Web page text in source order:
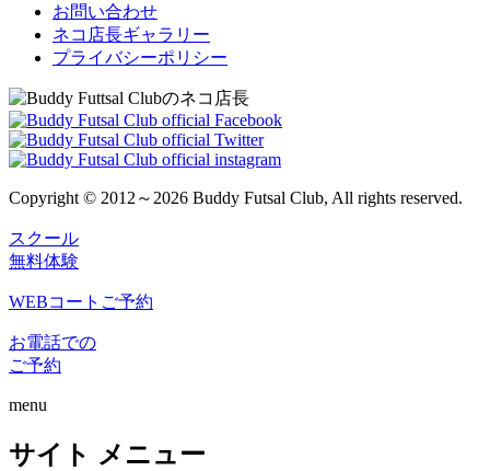
お問い合わせ
ネコ店長ギャラリー
プライバシーポリシー
Copyright © 2012～2026 Buddy Futsal Club, All rights reserved.
スクール
無料体験
WEBコートご予約
お電話での
ご予約
menu
サイト メニュー